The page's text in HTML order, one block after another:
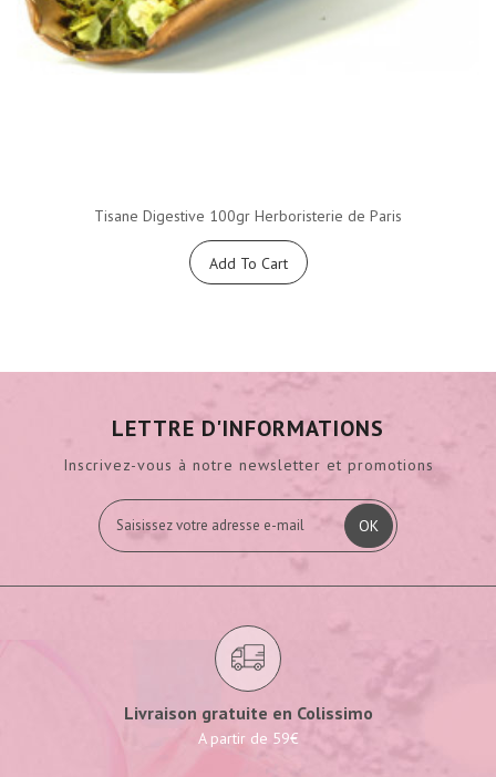
Tisane Digestive 100gr Herboristerie de Paris
Add To Cart
LETTRE D'INFORMATIONS
Inscrivez-vous à notre newsletter et promotions
OK
Livraison gratuite en Colissimo
A partir de 59€